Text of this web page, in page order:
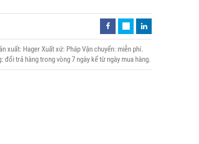
xuất: Hager Xuất xứ: Pháp Vận chuyển: miễn phí.
trả hàng trong vòng 7 ngày kể từ ngày mua hàng.